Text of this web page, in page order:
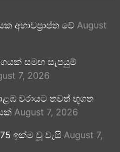
අභාවප්‍රාප්ත වේ August
සමඟ සැපයුම්
7, 2026
වරායට තවත් භූගත
August 7, 2026
ඉක්ම වූ වැසි August 7,